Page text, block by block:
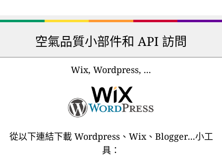
空氣品質小部件和 API 訪問
Wix, Wordpress, ...
從以下連結下載 Wordpress、Wix、Blogger...小工
具：